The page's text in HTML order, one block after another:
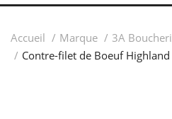
Accueil Marque
3A
Contre-filet de Boeuf